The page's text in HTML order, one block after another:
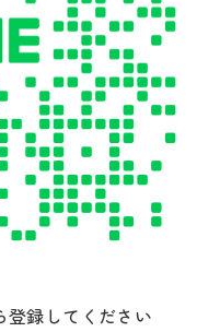
録してください